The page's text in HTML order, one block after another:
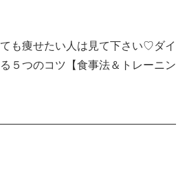
ても痩せたい人は見て下さい♡ダイ
５つのコツ【食事法＆トレーニン